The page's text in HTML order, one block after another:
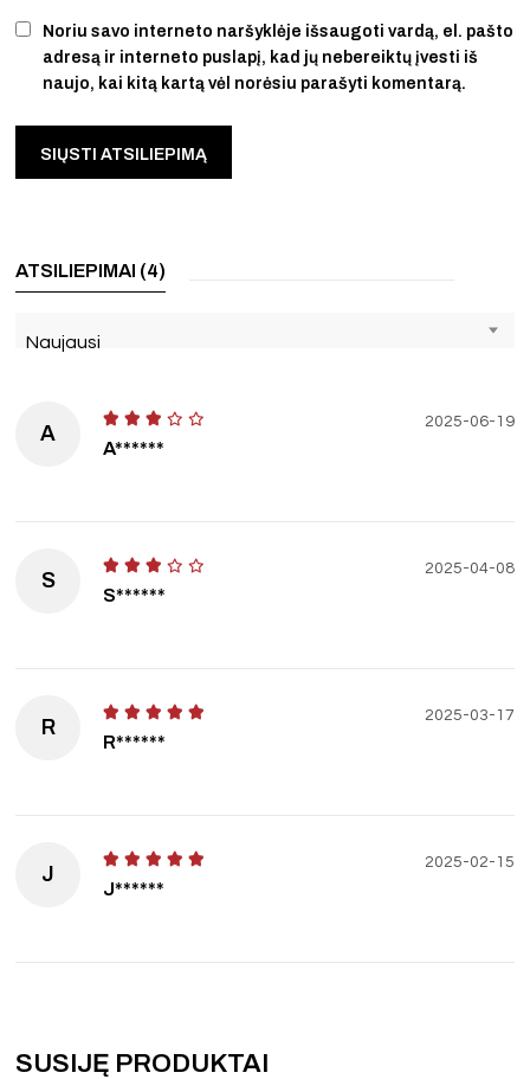
Noriu savo interneto naršyklėje išsaugoti vardą, el. pašto
adresą ir interneto puslapį, kad jų nebereiktų įvesti iš
naujo, kai kitą kartą vėl norėsiu parašyti komentarą.
ATSILIEPIMAI (4)
Naujausi
A
A******
2025-06-19
S
S******
2025-04-08
R
R******
2025-03-17
J
J******
2025-02-15
SUSIJĘ PRODUKTAI